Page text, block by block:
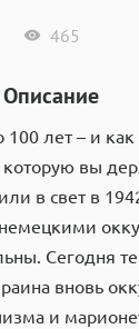
465
Описание
лет – и как
которую вы
в свет в
Сегодня
вновь
и